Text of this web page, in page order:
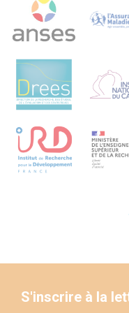
S'inscrire à la